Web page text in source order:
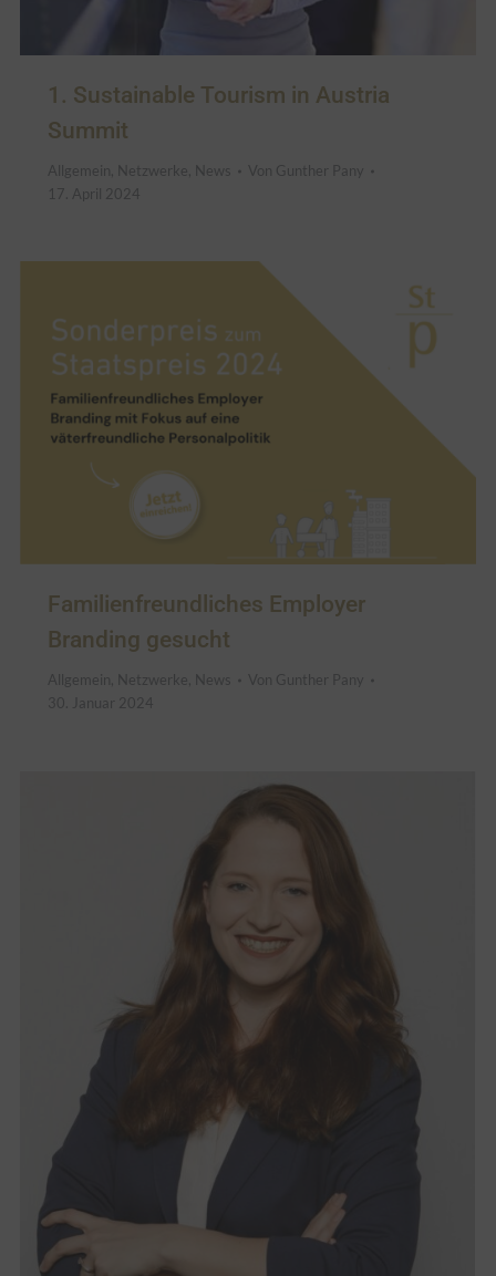
1. Sustainable Tourism in Austria
Summit
Allgemein Netzwerke News Von Gunther Pany
17. April 2024
Familienfreundliches Employer
Branding gesucht
Allgemein, Netzwerke, News Von Gunther Pany
30. Januar 2024